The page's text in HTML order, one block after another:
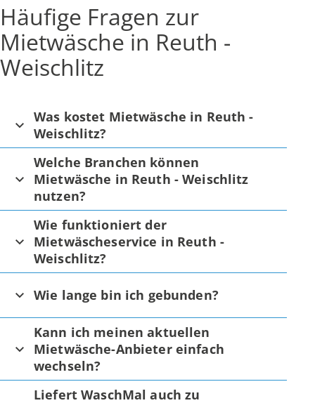
Häufige Fragen zur
Mietwäsche in Reuth -
Weischlitz
Was kostet Mietwäsche in Reuth -
Weischlitz?
Welche Branchen können
Mietwäsche in Reuth - Weischlitz
nutzen?
Wie funktioniert der
Mietwäscheservice in Reuth -
Weischlitz?
Wie lange bin ich gebunden?
Kann ich meinen aktuellen
Mietwäsche-Anbieter einfach
wechseln?
Liefert WaschMal auch zu